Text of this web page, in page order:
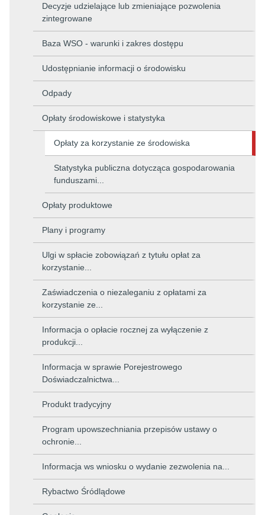
Decyzje udzielające lub zmieniające pozwolenia
zintegrowane
Baza WSO - warunki i zakres dostępu
Udostępnianie informacji o środowisku
Odpady
Opłaty środowiskowe i statystyka
Opłaty za korzystanie ze środowiska
Statystyka publiczna dotycząca gospodarowania
funduszami...
Opłaty produktowe
Plany i programy
Ulgi w spłacie zobowiązań z tytułu opłat za
korzystanie...
Zaświadczenia o niezaleganiu z opłatami za
korzystanie ze...
Informacja o opłacie rocznej za wyłączenie z
produkcji...
Informacja w sprawie Porejestrowego
Doświadczalnictwa...
Produkt tradycyjny
Program upowszechniania przepisów ustawy o
ochronie...
Informacja ws wniosku o wydanie zezwolenia na...
Rybactwo Śródlądowe